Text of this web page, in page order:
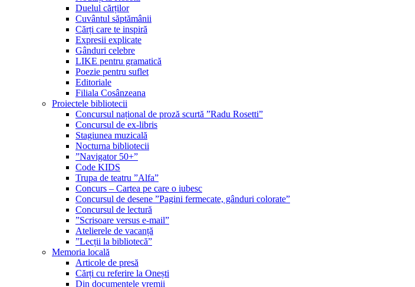
Duelul cărților
Cuvântul săptămânii
Cărți care te inspiră
Expresii explicate
Gânduri celebre
LIKE pentru gramatică
Poezie pentru suflet
Editoriale
Filiala Cosânzeana
Proiectele bibliotecii
Concursul național de proză scurtă ”Radu Rosetti”
Concursul de ex-libris
Stagiunea muzicală
Nocturna bibliotecii
”Navigator 50+”
Code KIDS
Trupa de teatru ”Alfa”
Concurs – Cartea pe care o iubesc
Concursul de desene ”Pagini fermecate, gânduri colorate”
Concursul de lectură
”Scrisoare versus e-mail”
Atelierele de vacanță
”Lecții la bibliotecă”
Memoria locală
Articole de presă
Cărți cu referire la Onești
Din documentele vremii